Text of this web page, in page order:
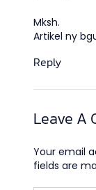
Mksh.
Artikel ny
Reply
Leave A
Your email
fields are